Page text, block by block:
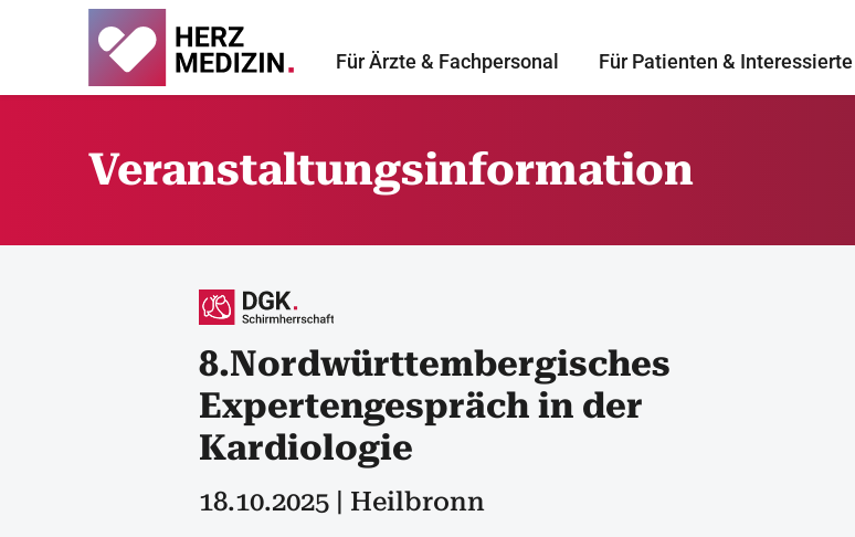
Für Ärzte & Fachpersonal Für Patienten & Interessierte
Veranstaltungsinformation
8.Nordwürttembergisches
Expertengespräch in der
Kardiologie
18.10.2025 | Heilbronn